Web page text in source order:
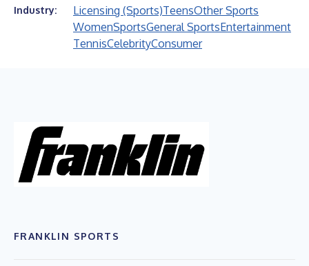
Industry: Licensing (Sports)TeensOther Sports
WomenSportsGeneral SportsEntertainment
TennisCelebrityConsumer
FRANKLIN SPORTS